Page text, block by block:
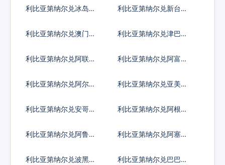
利比亚第纳尔兑冰岛克
利比亚第纳尔兑新台币
利比亚第纳尔兑澳门元
利比亚第纳尔兑津巴布
利比亚第纳尔兑阿联酋
利比亚第纳尔兑阿富汗
利比亚第纳尔兑阿尔巴
利比亚第纳尔兑亚美尼
利比亚第纳尔兑安哥拉
利比亚第纳尔兑阿根廷
利比亚第纳尔兑阿鲁巴
利比亚第纳尔兑阿塞拜
利比亚第纳尔兑波黑马 利比亚第纳尔兑巴巴多